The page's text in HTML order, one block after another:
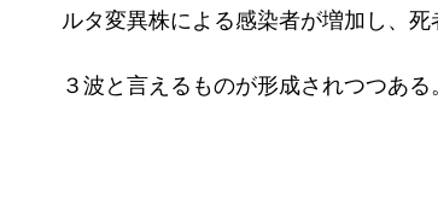
ルタ変異株による感染者が増加し、
３波と言えるものが形成されつつあ